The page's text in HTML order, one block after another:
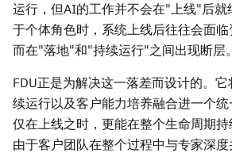
运行，但AI的工作并不会在"上线"后就
于个体角色时，系统上线后往往会面
而在"落地"和"持续运行"之间出现断层。
FDU正是为解决这一落差而设计的。
续运行以及客户能力培养融合进一个
仅在上线之时，更能在整个生命周期持
由于客户团队在整个过程中与专家深